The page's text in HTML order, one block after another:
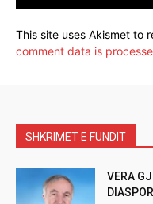
This site uses Akismet to
comment data is
SHKRIMET E FUNDIT
VERA